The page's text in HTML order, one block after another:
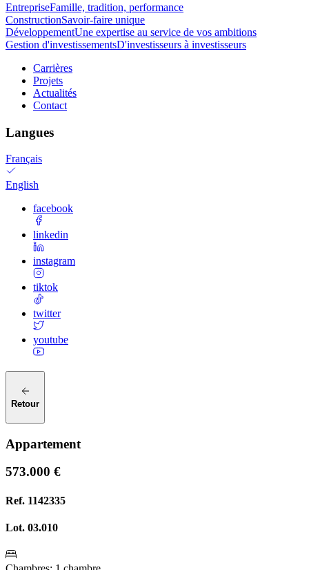
EntrepriseFamille, tradition, performance
ConstructionSavoir-faire unique
DéveloppementUne expertise au service de vos ambitions
Gestion d'investissementsD'investisseurs à investisseurs
Carrières
Projets
Actualités
Contact
Langues
Français
English
facebook
linkedin
instagram
tiktok
twitter
youtube
Retour
Appartement
573.000 €
Ref. 1142335
Lot. 03.010